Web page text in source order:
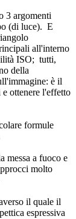
3 argomenti
(di luce). E
all'interno
ISO; tutti,
della
è il
ottenere l'effetto
formule
messa a fuoco e
molto
il quale il
espressiva